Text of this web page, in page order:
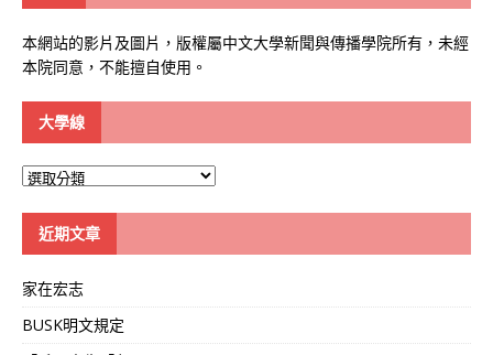
本網站的影片及圖片，版權屬中文大學新聞與傳播學院所有，未經
本院同意，不能擅自使用。
大學線
大
近期文章
家在宏志
BUSK明文規定